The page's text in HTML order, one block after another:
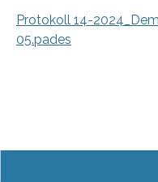
Protokoll 14-
05.pades